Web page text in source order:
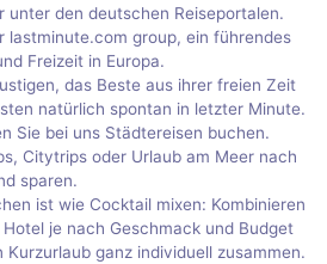
unter den deutschen Reiseportalen.
lastminute.com group, ein führendes
Freizeit in Europa.
das Beste aus ihrer freien Zeit
natürlich spontan in letzter Minute.
Sie bei uns Städtereisen buchen.
Citytrips oder Urlaub am Meer nach
sparen.
ist wie Cocktail mixen: Kombinieren
je nach Geschmack und Budget
Kurzurlaub ganz individuell zusammen.